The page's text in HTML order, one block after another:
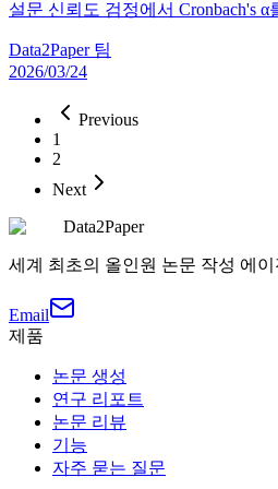
설문 신뢰도 검정에서 Cronbach's
Data2Paper 팀
2026/03/24
Previous
1
2
Next
Data2Paper
세계 최초의 올인원 논문 작성 에이
Email
제품
논문 생성
연구 리포트
논문 리뷰
기능
자주 묻는 질문